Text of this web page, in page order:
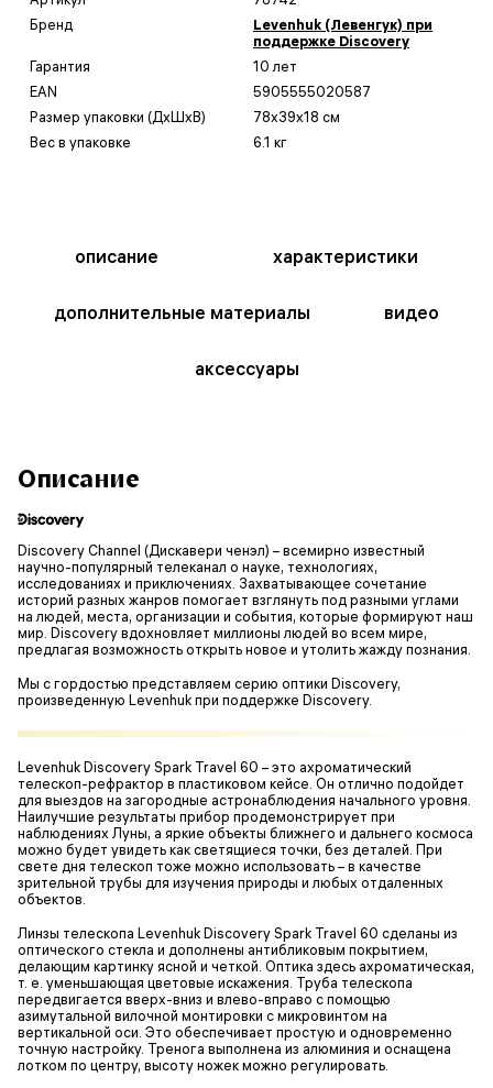
Бренд
Levenhuk (Левенгук) при
поддержке Discovery
Гарантия
10 лет
EAN
5905555020587
Размер упаковки (ДxШxВ)
78x39x18 см
Вес в упаковке
6.1 кг
описание характеристики
дополнительные материалы видео
аксессуары
Описание
Discovery Channel (Дискавери ченэл) – всемирно известный
научно-популярный телеканал о науке, технологиях,
исследованиях и приключениях. Захватывающее сочетание
историй разных жанров помогает взглянуть под разными углами
на людей, места, организации и события, которые формируют наш
мир. Discovery вдохновляет миллионы людей во всем мире,
предлагая возможность открыть новое и утолить жажду познания.
Мы с гордостью представляем серию оптики Discovery,
произведенную Levenhuk при поддержке Discovery.
Levenhuk Discovery Spark Travel 60 – это ахроматический
телескоп-рефрактор в пластиковом кейсе. Он отлично подойдет
для выездов на загородные астронаблюдения начального уровня.
Наилучшие результаты прибор продемонстрирует при
наблюдениях Луны, а яркие объекты ближнего и дальнего космоса
можно будет увидеть как светящиеся точки, без деталей. При
свете дня телескоп тоже можно использовать – в качестве
зрительной трубы для изучения природы и любых отдаленных
объектов.
Линзы телескопа Levenhuk Discovery Spark Travel 60 сделаны из
оптического стекла и дополнены антибликовым покрытием,
делающим картинку ясной и четкой. Оптика здесь ахроматическая,
т. е. уменьшающая цветовые искажения. Труба телескопа
передвигается вверх-вниз и влево-вправо с помощью
азимутальной вилочной монтировки с микровинтом на
вертикальной оси. Это обеспечивает простую и одновременно
точную настройку. Тренога выполнена из алюминия и оснащена
лотком по центру, высоту ножек можно регулировать.